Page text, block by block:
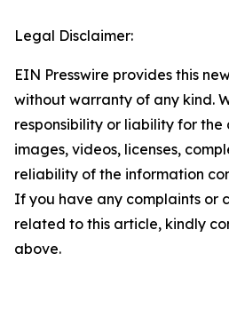
Legal Disclaimer:
EIN Presswire provides this
without warranty of any kind.
responsibility or liability for
images, videos, licenses,
reliability of the information
If you have any complaints or
related to this article, kindly
above.